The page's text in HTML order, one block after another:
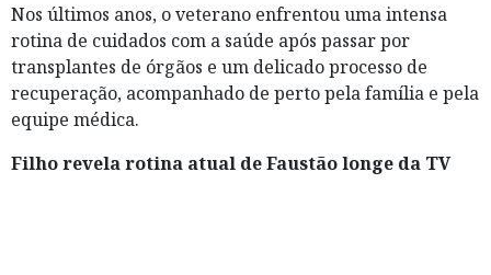
Nos últimos anos, o veterano enfrentou uma intensa
rotina de cuidados com a saúde após passar por
transplantes de órgãos e um delicado processo de
recuperação, acompanhado de perto pela família e pela
equipe médica.
Filho revela rotina atual de Faustão longe da TV